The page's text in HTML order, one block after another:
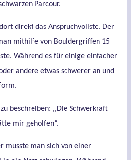
Parcour.
direkt das Anspruchvollste. Der
mithilfe von Bouldergriffen 15
Während es für einige einfacher
andere etwas schwerer an und
beschreiben: ,,Die Schwerkraft
mir geholfen“.
musste man sich von einer